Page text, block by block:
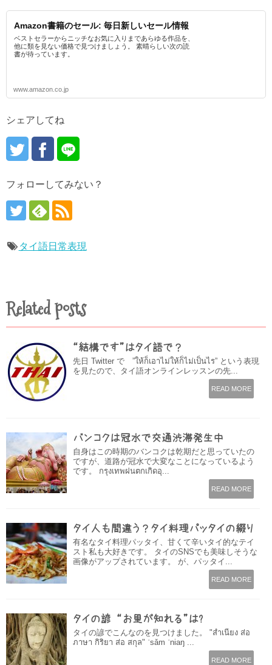
Amazon書籍のセール: 毎日新しいセール情報
ベストセラーからニッチなお気に入りまであらゆる作品を、
他に類を見ない価格で見つけましょう。 素晴らしい次の読
書が待っています。
www.amazon.co.jp
シェアしてね
フォローしてみない？
タイ語日常表現
Related posts
“結構です”はタイ語で？
先日 Twitter で ”ให้ก็เอาไม่ให้ก็ไม่เป็นไร” という表現
を見たので、タイ語オンラインレッスンの先...
READ MORE
バンコクは冠水で交通渋滞発生中
自身はこの時期のバンコクは乾期だと思っていたの
ですが、道路が冠水で大変なことになっているよう
です。 กรุงเทพฝนตกเกิดอุ...
READ MORE
タイ人も間違う？タイ料理パッタイの綴り
有名なタイ料理パッタイ、甘くて辛いタイ的なテイ
スト私も大好きです。 タイのSNSでも美味しそうな
画像がアップされています。 が、パッタイ...
READ MORE
タイの諺 “お里が知れる”は?
タイの諺でこんなのを見つけました。 "สำเนียง ส่อ
ภาษา กิริยา ส่อ สกุล" ˈsǎm ˈniaŋ ...
READ MORE